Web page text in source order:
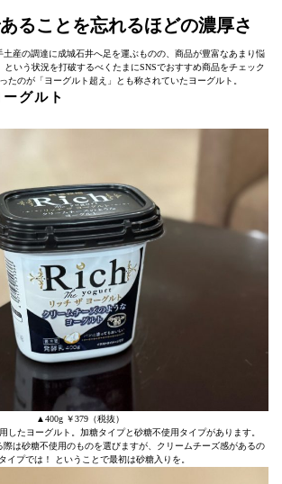
ることを忘れるほどの濃厚さ
産の調達に成城石井へ足を運ぶものの、商品が豊富なあまり悩
いう状況を打破するべくたまにSNSでおすすめ商品をチェック
たのが「ヨーグルト超え」とも称されていたヨーグルト。
グルト
▲400g ￥379（税抜）
したヨーグルト。加糖タイプと砂糖不使用タイプがあります。
は砂糖不使用のものを選びますが、クリームチーズ感があるの
イプでは！ ということで最初は砂糖入りを。